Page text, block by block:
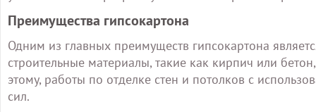
Преимущества гипсокартона
Одним из главных преимуществ гипсокартона
строительные материалы, такие как кирпич или
этому, работы по отделке стен и потолков с
сил.